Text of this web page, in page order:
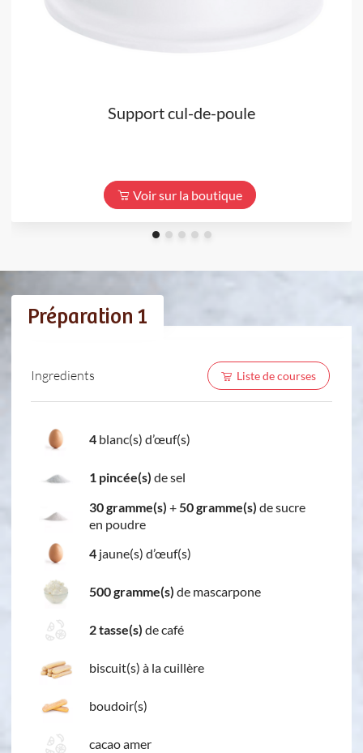
Support cul-de-poule
Voir sur la boutique
Préparation 1
Ingredients Liste de courses
4 blanc(s) d’œuf(s)
1 pincée(s) de sel
30 gramme(s) +50 gramme(s) de sucre
en poudre
4 jaune(s) d’œuf(s)
500 gramme(s) de mascarpone
2 tasse(s) de café
biscuit(s) à la cuillère
boudoir(s)
cacao amer